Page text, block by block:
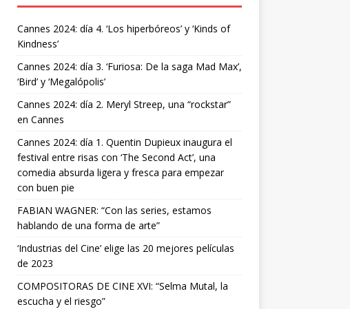
Cannes 2024: día 4. ‘Los hiperbóreos’ y ‘Kinds of
Kindness’
Cannes 2024: día 3. ‘Furiosa: De la saga Mad Max’,
‘Bird’ y ‘Megalópolis’
Cannes 2024: día 2. Meryl Streep, una “rockstar”
en Cannes
Cannes 2024: día 1. Quentin Dupieux inaugura el
festival entre risas con ‘The Second Act’, una
comedia absurda ligera y fresca para empezar
con buen pie
FABIAN WAGNER: “Con las series, estamos
hablando de una forma de arte”
‘Industrias del Cine’ elige las 20 mejores películas
de 2023
COMPOSITORAS DE CINE XVI: “Selma Mutal, la
escucha y el riesgo”